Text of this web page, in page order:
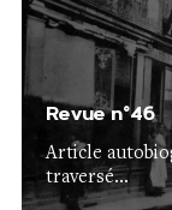
Revue n°46
Article
traversé...